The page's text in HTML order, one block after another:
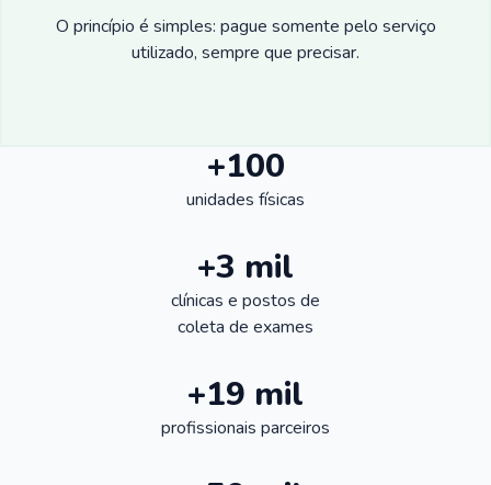
O princípio é simples: pague somente pelo serviço
utilizado, sempre que precisar.
+100
unidades físicas
+3 mil
clínicas e postos de
coleta de exames
+19 mil
profissionais parceiros